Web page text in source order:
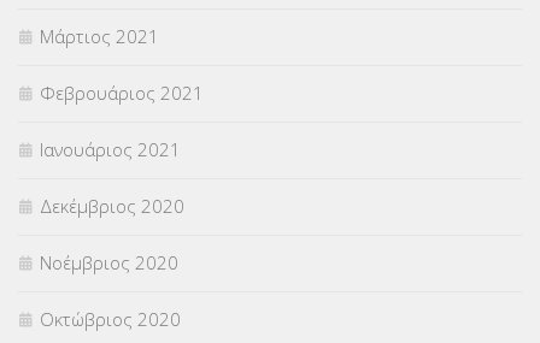
Μάρτιος 2021
Φεβρουάριος 2021
Ιανουάριος 2021
Δεκέμβριος 2020
Νοέμβριος 2020
Οκτώβριος 2020